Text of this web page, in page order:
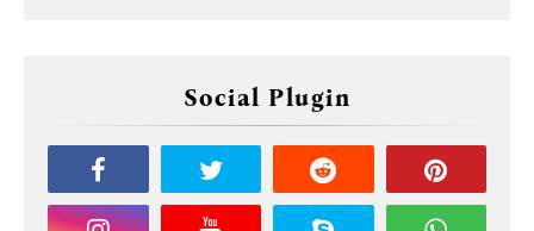
Social Plugin